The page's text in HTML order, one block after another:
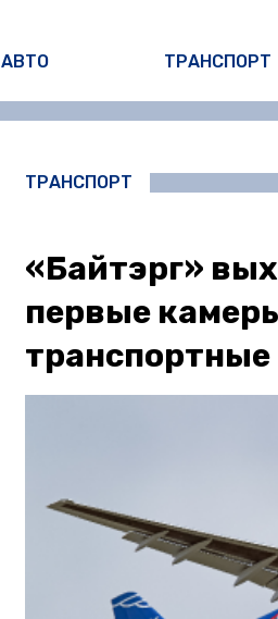
АВТО ТРАНСПОРТ
ТРАНСПОРТ
«Байтэрг»
первые